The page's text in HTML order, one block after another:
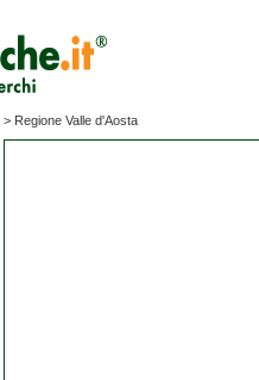
> Regione Valle d'Aosta